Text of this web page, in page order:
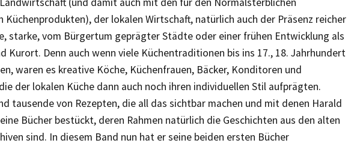
Küchenprodukten), der lokalen Wirtschaft, natürlich auch der Präsenz reicher
starke, vom Bürgertum geprägter Städte oder einer frühen Entwicklung als
Kurort. Denn auch wenn viele Küchentraditionen bis ins 17., 18. Jahrhundert
waren es kreative Köche, Küchenfrauen, Bäcker, Konditoren und
der lokalen Küche dann auch noch ihren individuellen Stil aufprägten.
tausende von Rezepten, die all das sichtbar machen und mit denen Harald
Bücher bestückt, deren Rahmen natürlich die Geschichten aus den alten
sind. In diesem Band nun hat er seine beiden ersten Bücher